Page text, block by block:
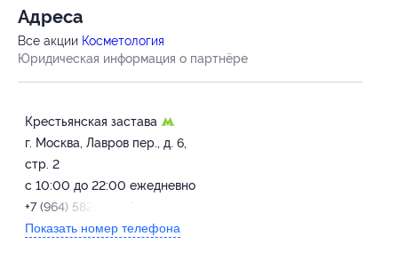
Адресa
Все акции Косметология
Юридическая информация о партнёре
Крестьянская застава
г. Москва, Лавров пер., д. 6,
стр. 2
с 10:00 до 22:00 ежедневно
+7 (964) 582-53-37
Показать номер телефона